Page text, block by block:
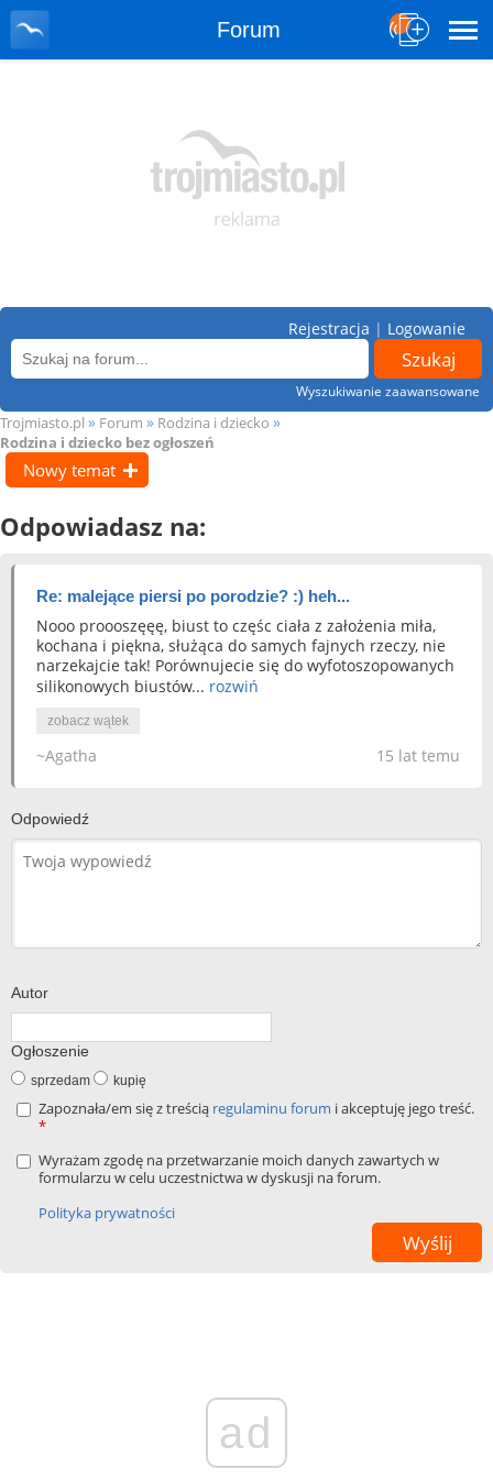
Forum
Wyszukiwanie zaawansowane
Rejestracja | Logowanie
Trojmiasto.pl » Forum » Rodzina i dziecko »
Rodzina i dziecko bez ogłoszeń
Nowy temat
Odpowiadasz na:
Re: malejące piersi po porodzie? :) heh...
Nooo proooszęęę, biust to częśc ciała z założenia miła,
kochana i piękna, służąca do samych fajnych rzeczy, nie
narzekajcie tak! Porównujecie się do wyfotoszopowanych
silikonowych biustów... rozwiń
zobacz wątek
15 lat temu
~Agatha
Odpowiedź
Autor
Ogłoszenie
sprzedam kupię
Zapoznała/em się z treścią regulaminu forum i akceptuję jego treść.
*
Wyrażam zgodę na przetwarzanie moich danych zawartych w
formularzu w celu uczestnictwa w dyskusji na forum.
Polityka prywatności
ad